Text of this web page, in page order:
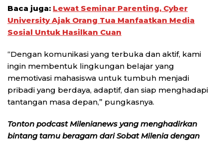
Baca juga: Lewat Seminar Parenting, Cyber
University Ajak Orang Tua Manfaatkan Media
Sosial Untuk Hasilkan Cuan
“Dengan komunikasi yang terbuka dan aktif, kami
ingin membentuk lingkungan belajar yang
memotivasi mahasiswa untuk tumbuh menjadi
pribadi yang berdaya, adaptif, dan siap menghadapi
tantangan masa depan,” pungkasnya.
Tonton podcast Milenianews yang menghadirkan
bintang tamu beragam dari Sobat Milenia dengan